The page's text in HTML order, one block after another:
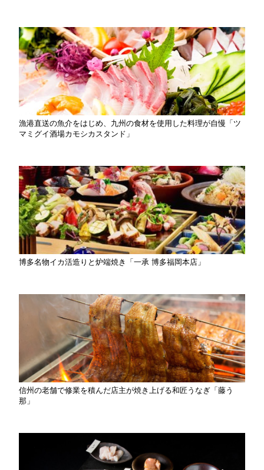
漁港直送の魚介をはじめ、九州の食材を使用した料理が自慢「ツ
マミグイ酒場カモシカスタンド」
博多名物イカ活造りと炉端焼き「一承 博多福岡本店」
信州の老舗で修業を積んだ店主が焼き上げる和匠うなぎ「藤う
那」